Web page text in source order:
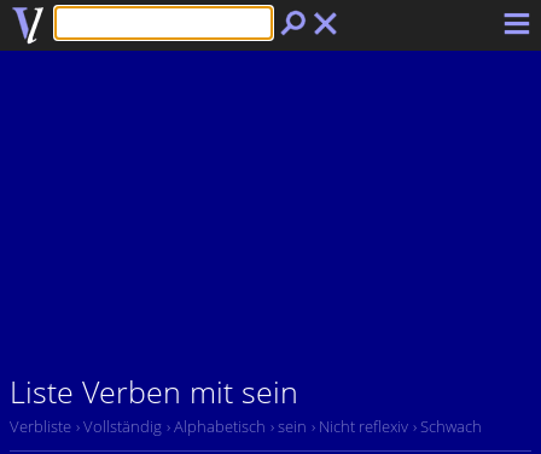
Liste Verben mit sein
Verbliste › Vollständig › Alphabetisch › sein › Nicht reflexiv › Schwach